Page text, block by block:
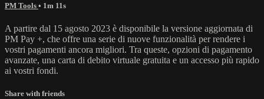
PM Tools • 1m 11s
A partire dal 15 agosto 2023 è disponibile la versione aggiornata di
PM Pay +, che offre una serie di nuove funzionalità per rendere i
vostri pagamenti ancora migliori. Tra queste, opzioni di pagamento
avanzate, una carta di debito virtuale gratuita e un accesso più rapido
ai vostri fondi.
Share with friends